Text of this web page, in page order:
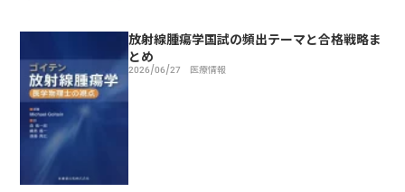
放射線腫瘍学国試の頻出テーマと合格戦略ま
とめ
2026/06/27 医療情報